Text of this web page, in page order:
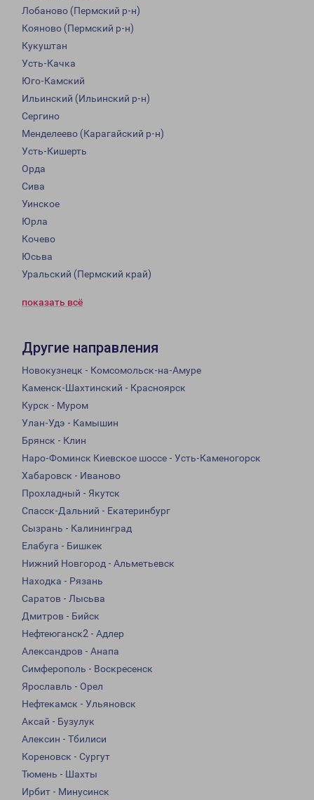
Лобаново (Пермский р-н)
Кояново (Пермский р-н)
Кукуштан
Усть-Качка
Юго-Камский
Ильинский (Ильинский р-н)
Сергино
Менделеево (Карагайский р-н)
Усть-Кишерть
Орда
Сива
Уинское
Юрла
Кочево
Юсьва
Уральский (Пермский край)
показать всё
Другие направления
Новокузнецк - Комсомольск-на-Амуре
Каменск-Шахтинский - Красноярск
Курск - Муром
Улан-Удэ - Камышин
Брянск - Клин
Наро-Фоминск Киевское шоссе - Усть-Каменогорск
Хабаровск - Иваново
Прохладный - Якутск
Спасск-Дальний - Екатеринбург
Сызрань - Калининград
Елабуга - Бишкек
Нижний Новгород - Альметьевск
Находка - Рязань
Саратов - Лысьва
Дмитров - Бийск
Нефтеюганск2 - Адлер
Александров - Анапа
Симферополь - Воскресенск
Ярославль - Орел
Нефтекамск - Ульяновск
Аксай - Бузулук
Алексин - Тбилиси
Кореновск - Сургут
Тюмень - Шахты
Ирбит - Минусинск